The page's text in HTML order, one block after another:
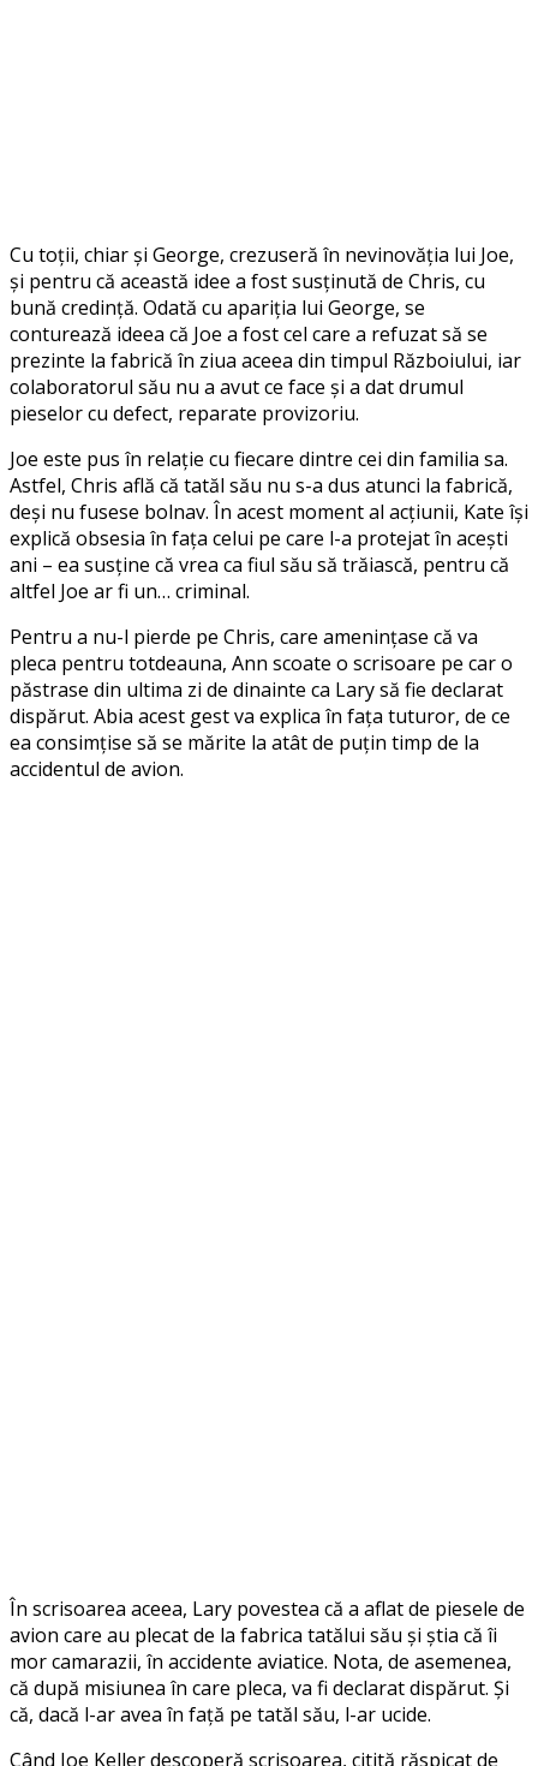
Cu toții, chiar și George, crezuseră în nevinovăția lui Joe,
și pentru că această idee a fost susținută de Chris, cu
bună credință. Odată cu apariția lui George, se
conturează ideea că Joe a fost cel care a refuzat să se
prezinte la fabrică în ziua aceea din timpul Războiului, iar
colaboratorul său nu a avut ce face și a dat drumul
pieselor cu defect, reparate provizoriu.
Joe este pus în relație cu fiecare dintre cei din familia sa.
Astfel, Chris află că tatăl său nu s-a dus atunci la fabrică,
deși nu fusese bolnav. În acest moment al acțiunii, Kate își
explică obsesia în fața celui pe care l-a protejat în acești
ani – ea susține că vrea ca fiul său să trăiască, pentru că
altfel Joe ar fi un… criminal.
Pentru a nu-l pierde pe Chris, care amenințase că va
pleca pentru totdeauna, Ann scoate o scrisoare pe car o
păstrase din ultima zi de dinainte ca Lary să fie declarat
dispărut. Abia acest gest va explica în fața tuturor, de ce
ea consimțise să se mărite la atât de puțin timp de la
accidentul de avion.
În scrisoarea aceea, Lary povestea că a aflat de piesele de
avion care au plecat de la fabrica tatălui său și știa că îi
mor camarazii, în accidente aviatice. Nota, de asemenea,
că după misiunea în care pleca, va fi declarat dispărut. Și
că, dacă l-ar avea în față pe tatăl său, l-ar ucide.
Când Joe Keller descoperă scrisoarea, citită răspicat de